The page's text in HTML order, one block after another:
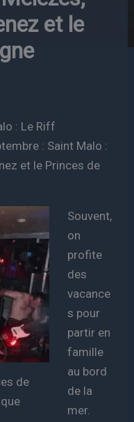
et le
: Le Riff
: Saint Malo :
et le Princes de
de
Souvent,
on
profite
des
vacance
s pour
partir en
famille
au bord
de la
mer.